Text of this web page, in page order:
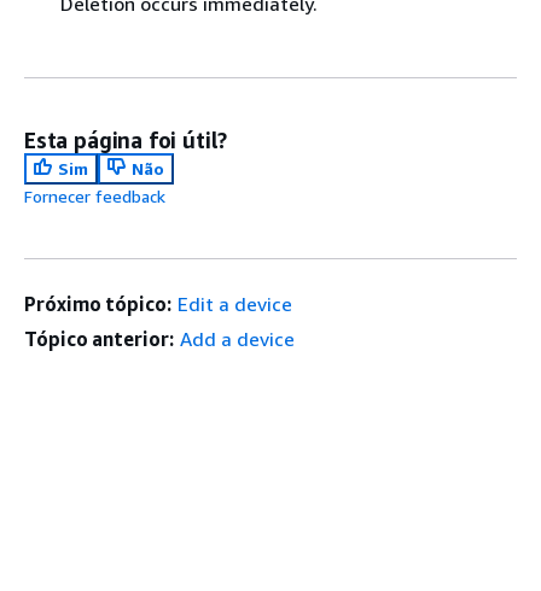
Esta página foi útil?
Sim
Não
Fornecer feedback
Próximo tópico: Edit a device
Tópico anterior: Add a device